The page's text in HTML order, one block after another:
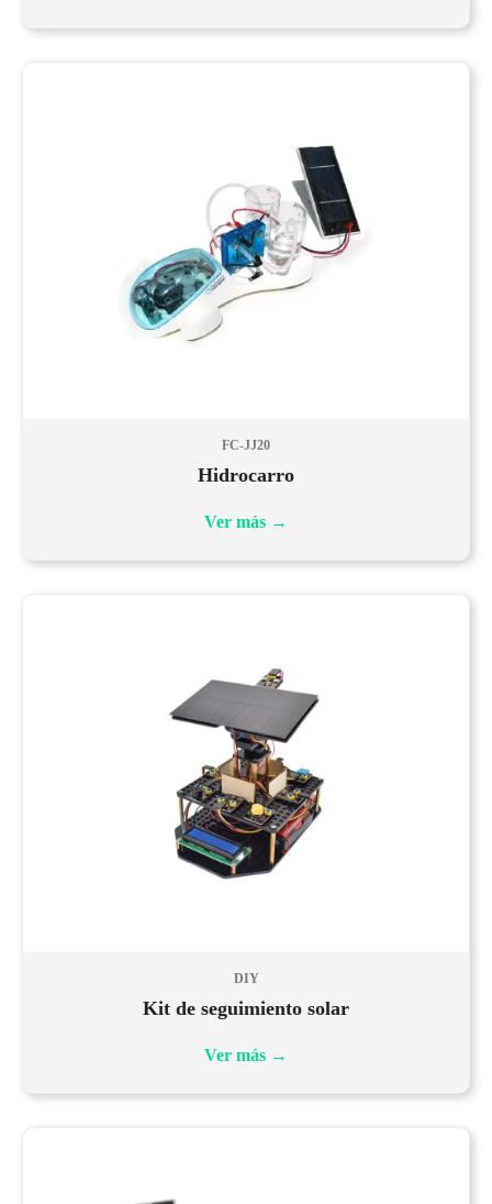
FC-JJ20
Hidrocarro
Ver más →
DIY
Kit de seguimiento solar
Ver más →